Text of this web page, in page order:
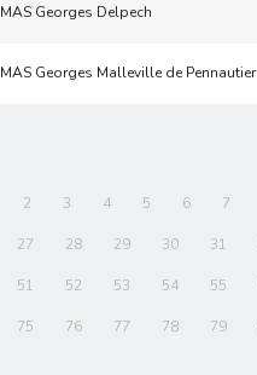
MAS Georges Delpech
MAS Georges Malleville de Pennautier
2 3 4 5 6 7
27 28 29 30 31
51 52 53 54 55
75 76 77 78 79